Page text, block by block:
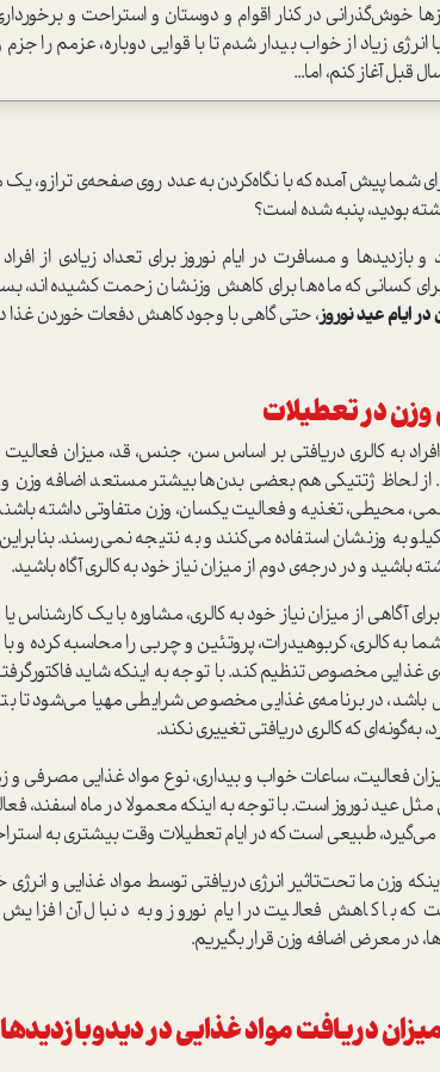
خوش‌گذرانی در کنار اقوام و دوستان و استراحت و
انرژی زیاد از خواب بیدار شدم تا با قوایی دوباره، عزمم را
قبل آغاز کنم، اما...
شما پیش آمده که با نگاه‌کردن به عدد روی صفحه‌ی ترازو،
بودید، پنبه شده است؟
بازدیدها و مسافرت در ایام نوروز برای تعداد زیادی از
کسانی که ماه‌ها برای کاهش وزنشان زحمت کشیده‌اند،
ایام عید نوروز، حتی گاهی با وجود کاهش دفعات خوردن
در تعطیلات
افراد به کالری دریافتی بر اساس سن، جنس، قد، میزان
از لحاظ ژتتیکی هم بعضی بدن‌ها بیشتر مستعد اضافه
محیطی، تغذیه و فعالیت یکسان، وزن متفاوتی داشته باشند.
به وزنشان استفاده می‌کنند و به نتیجه نمی‌رسند.
باشید و در درجه‌ی دوم از میزان نیاز خود به کالری آگاه باشید.
آگاهی از میزان نیاز خود به کالری، مشاوره با یک
شما به کالری، کربوهیدرات، پروتئین و چربی را محاسبه کرده
غذایی مخصوص تنظیم کند. با توجه به اینکه شاید
باشد، در برنامه‌ی غذایی مخصوص شرایطی مهیا می‌شود تا
به‌گونه‌ای که کالری دریافتی تغییری نکند.
فعالیت، ساعات خواب و بیداری، نوع مواد غذایی مصرفی
مثل عید نوروز است. با توجه به اینکه معمولا در ماه اسفند،
طبیعی است که در ایام تعطیلات وقت بیشتری به
وزن ما تحت‌تاثیر انرژی دریافتی توسط مواد غذایی و
که با کاهش فعالیت در ایام نوروز و به دنبال آن
در معرض اضافه وزن قرار بگیریم.
دریافت مواد غذایی در دیدوبازدیدها